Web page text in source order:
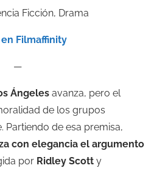
Ficción, Drama
Filmaffinity
—
Ángeles avanza, pero el
de los grupos
Partiendo de esa premisa,
con elegancia el argumento
por Ridley Scott y